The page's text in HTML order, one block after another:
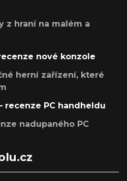
z hraní na malém a
nové konzole
herní zařízení, které
recenze PC handheldu
nadupaného PC